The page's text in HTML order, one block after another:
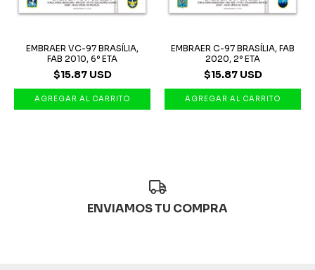
EMBRAER VC-97 BRASÍLIA,
FAB 2010, 6º ETA
$15.87 USD
EMBRAER C-97 BRASÍLIA, FAB
2020, 2º ETA
$15.87 USD
ENVIAMOS TU COMPRA